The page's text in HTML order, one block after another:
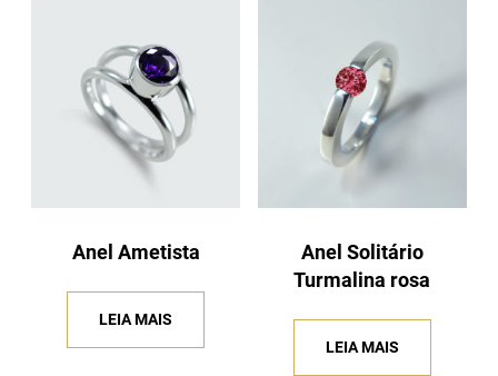
Anel Ametista
LEIA MAIS
Anel Solitário
Turmalina rosa
LEIA MAIS